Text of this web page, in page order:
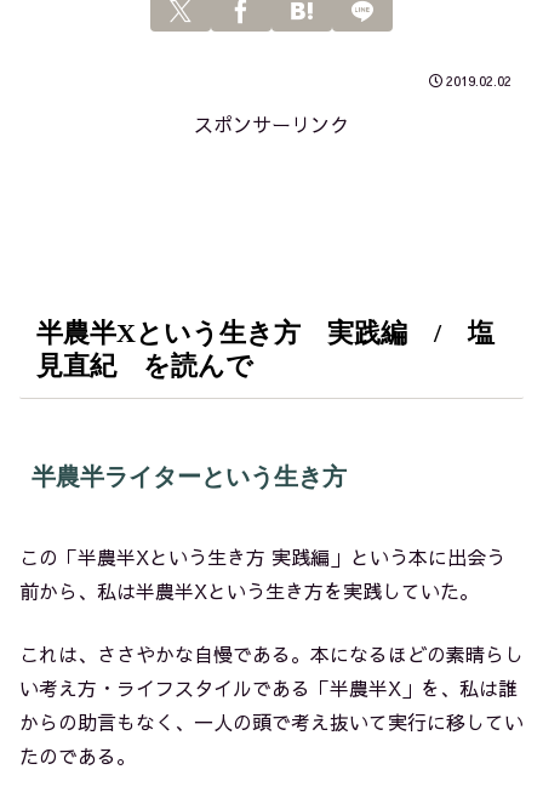
2019.02.02
スポンサーリンク
半農半Xという生き方 実践編 / 塩
見直紀 を読んで
半農半ライターという生き方
この「半農半Xという生き方 実践編」 という本に出会う
前から、私は半農半Xという生き方を実践していた。
これは、ささやかな自慢である。本になるほどの素晴らし
い考え方・ライフスタイルである「半農半X」を、私は誰
からの助言もなく、一人の頭で考え抜いて実行に移してい
たのである。